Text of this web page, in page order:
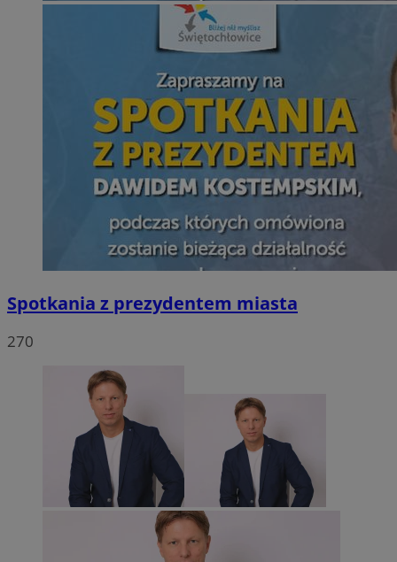
Spotkania z prezydentem miasta
270